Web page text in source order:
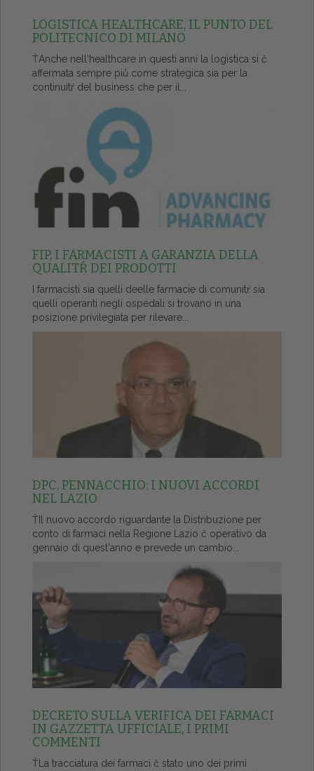
LOGISTICA HEALTHCARE, IL PUNTO DEL
POLITECNICO DI MILANO
ŤAnche nell'healthcare in questi anni la logistica si č
affermata sempre piů come strategica sia per la
continuitŕ del business che per il...
FIP, I FARMACISTI A GARANZIA DELLA
QUALITŔ DEI PRODOTTI
I farmacisti sia quelli deelle farmacie di comunitŕ sia
quelli operanti negli ospedali si trovano in una
posizione privilegiata per rilevare...
DPC, PENNACCHIO: I NUOVI ACCORDI
NEL LAZIO
ŤIl nuovo accordo riguardante la Distribuzione per
conto di farmaci nella Regione Lazio č operativo da
gennaio di quest'anno e prevede un cambio...
DECRETO SULLA VERIFICA DEI FARMACI
IN GAZZETTA UFFICIALE, I PRIMI
COMMENTI
ŤLa tracciatura dei farmaci č stato uno dei primi